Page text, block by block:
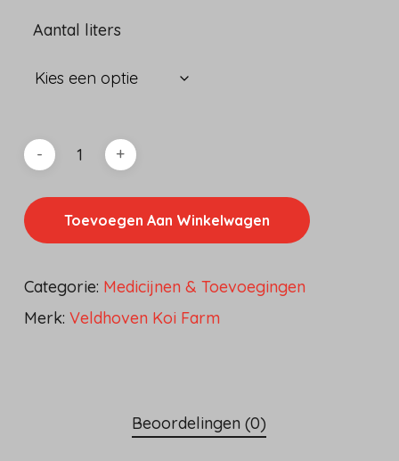
Aantal liters
Toevoegen Aan Winkelwagen
Categorie: Medicijnen & Toevoegingen
Merk: Veldhoven Koi Farm
Beoordelingen (0)